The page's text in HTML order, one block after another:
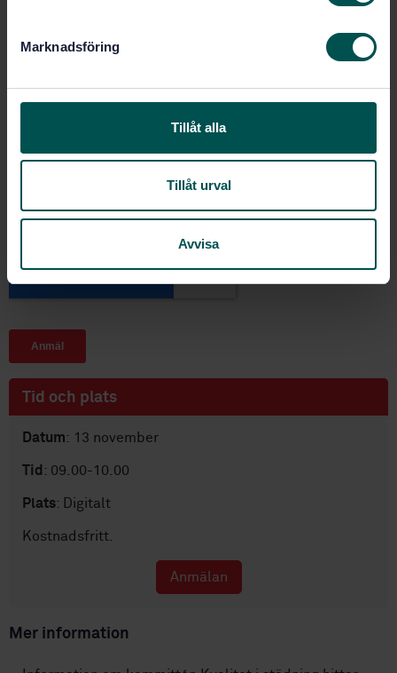
Marknadsföring
Tillåt alla
Tillåt urval
Avvisa
Tid och plats
Datum: 13 november
Tid : 09.00-10.00
Plats: Digitalt
Kostnadsfritt.
Anmälan
Mer information